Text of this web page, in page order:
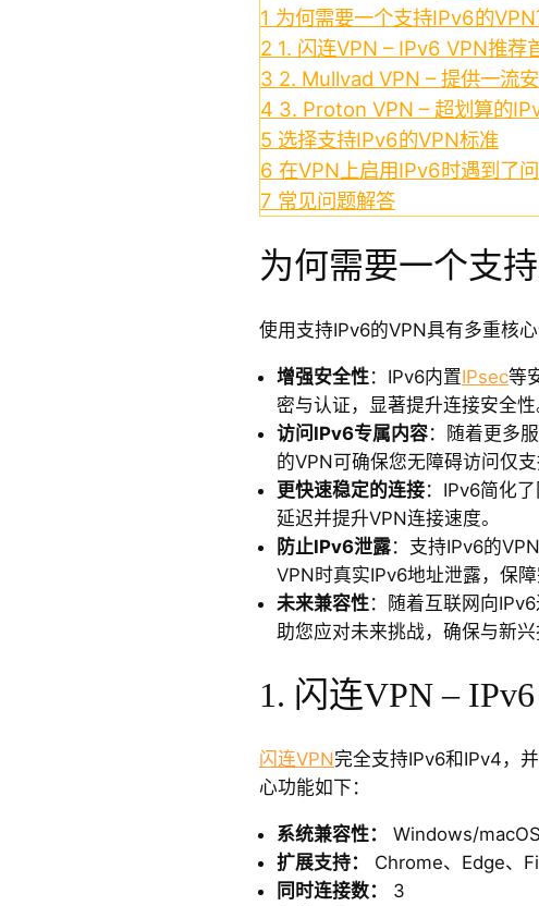
1 为何需要一个支持IPv6的VPN
2 1. 闪连VPN – IPv6 VPN推荐
3 2. Mullvad VPN – 提供一流
4 3. Proton VPN – 超划算的
5 选择支持IPv6的VPN标准
6 在VPN上启用IPv6时遇到了问
7 常见问题解答
为何需要一个支持
使用支持IPv6的VPN具有多重核心
增强安全性：IPv6内置IPsec等
密与认证，显著提升连接安全性
访问IPv6专属内容：随着更多
的VPN可确保您无障碍访问仅支
更快速稳定的连接：IPv6简化
延迟并提升VPN连接速度。
防止IPv6泄露：支持IPv6的
VPN时真实IPv6地址泄露，保障
未来兼容性：随着互联网向
助您应对未来挑战，确保与新兴
1. 闪连VPN –
闪连VPN完全支持IPv6和IPv4，
心功能如下：
系统兼容性：
Windows/
扩展支持：
Chrome、Edge、
同时连接数：
3